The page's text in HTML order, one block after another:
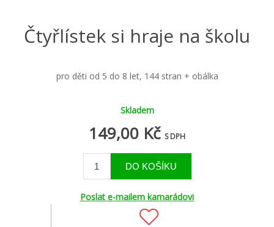
Čtyřlístek si hraje na školu
pro děti od 5 do 8 let, 144 stran + obálka
Skladem
149,00 Kč S DPH
Poslat e-mailem kamarádovi